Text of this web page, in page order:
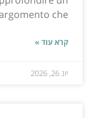
che...
קרא עוד »
יונ 26, 2026